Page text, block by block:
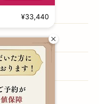
¥33,440